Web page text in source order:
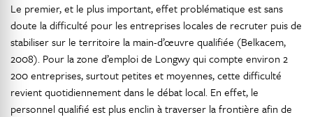
Le premier, et le plus important, effet problématique est sans
doute la difficulté pour les entreprises locales de recruter puis de
stabiliser sur le territoire la main-d’œuvre qualifiée (Belkacem,
2008). Pour la zone d’emploi de Longwy qui compte environ 2
200 entreprises, surtout petites et moyennes, cette difficulté
revient quotidiennement dans le débat local. En effet, le
personnel qualifié est plus enclin à traverser la frontière afin de